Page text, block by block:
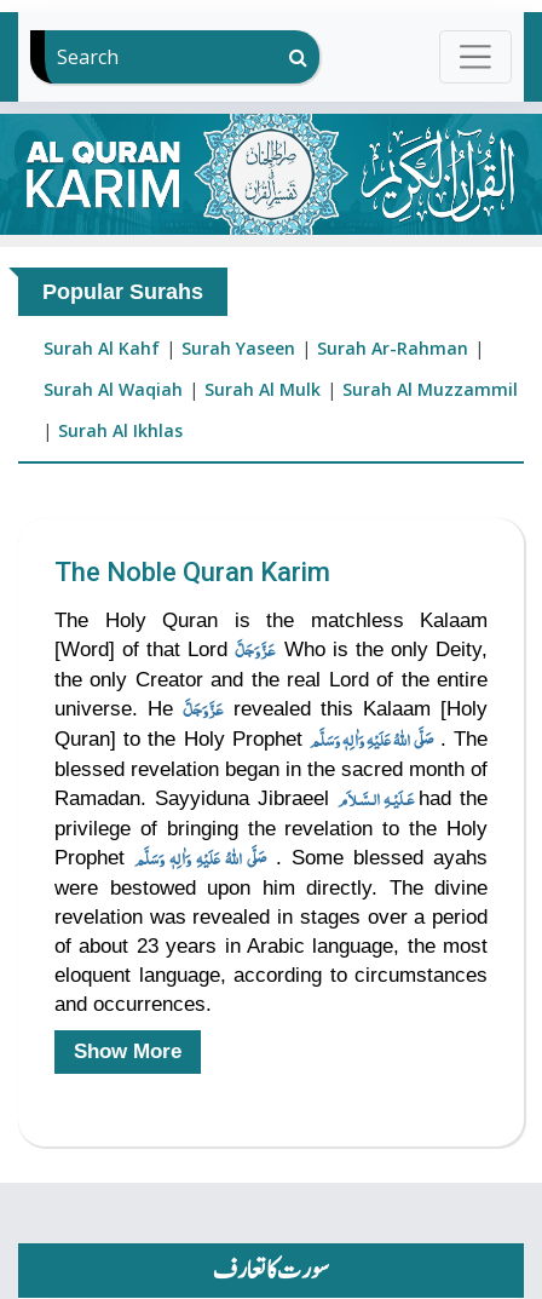
Search
Popular Surahs
Surah Al Kahf | Surah Yaseen | Surah Ar-Rahman |
Surah Al Waqiah | Surah Al Mulk | Surah Al Muzzammil
| Surah Al Ikhlas
The Noble Quran Karim
The Holy Quran is the matchless Kalaam
[Word] of that Lordعَزَّوَجَلَّ Who is the only Deity,
the only Creator and the real Lord of the entire
universe. He عَزَّوَجَلَّ revealed this Kalaam [Holy
Quran] to the Holy Prophet صَلَّى اللهُ عَلَيْهِ وَاٰلِهٖ وَسَلَّم. The
blessed revelation began in the sacred month of
Ramadan. Sayyiduna Jibraeel
had the
privilege of bringing the revelation to the Holy
Prophet صَلَّى اللهُ عَلَيْهِ وَاٰلِهٖ وَسَلَّم. Some blessed ayahs
were bestowed upon him directly. The divine
revelation was revealed in stages over a period
of about 23 years in Arabic language, the most
eloquent language, according to circumstances
and occurrences.
Show More
سورت کا تعارف